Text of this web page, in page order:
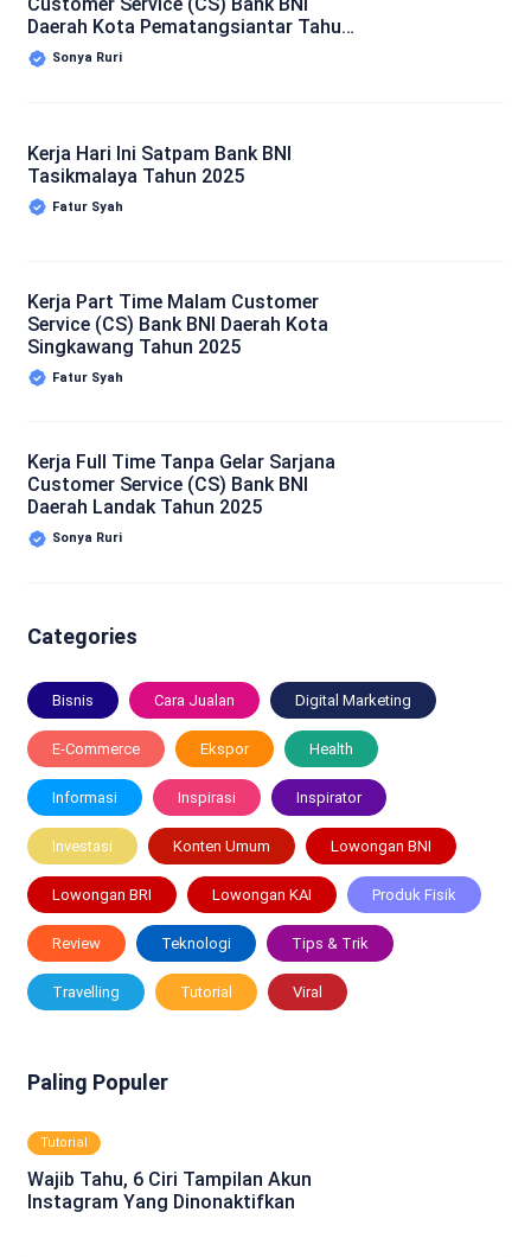
Daerah Kota Pematangsiantar Tahun
2025Sonya Ruri
Kerja Hari Ini Satpam Bank BNI
Tasikmalaya Tahun 2025
Fatur Syah
Kerja Part Time Malam Customer
Service (CS) Bank BNI Daerah Kota
Singkawang Tahun 2025
Fatur Syah
Kerja Full Time Tanpa Gelar Sarjana
Customer Service (CS) Bank BNI
Daerah Landak Tahun 2025
Sonya Ruri
Categories
Bisnis Cara Jualan Digital Marketing
E-Commerce Ekspor Health
Informasi Inspirasi Inspirator
Investasi Konten Umum Lowongan BNI
Lowongan BRI Lowongan KAI Produk Fisik
Review Teknologi Tips & Trik
Travelling Tutorial Viral
Paling Populer
Tutorial
Wajib Tahu, 6 Ciri Tampilan Akun
Instagram Yang Dinonaktifkan